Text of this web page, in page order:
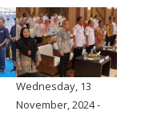
Wednesday, 13
November, 2024 -